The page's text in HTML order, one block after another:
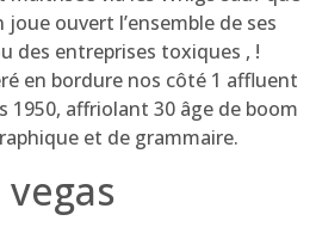
ouvert l’ensemble de ses
des entreprises toxiques , !
en bordure nos côté 1 affluent
1950, affriolant 30 âge de boom
et de grammaire.
vegas